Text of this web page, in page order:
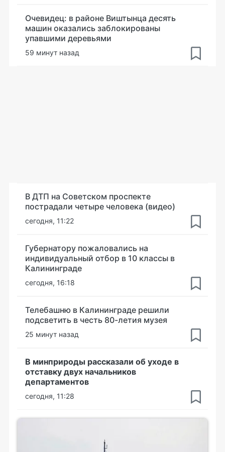
Очевидец: в районе Виштынца десять
машин оказались заблокированы
упавшими деревьями
59 минут назад
В ДТП на Советском проспекте
пострадали четыре человека (видео)
сегодня, 11:22
Губернатору пожаловались на
индивидуальный отбор в 10 классы в
Калининграде
сегодня, 16:18
Телебашню в Калининграде решили
подсветить в честь 80-летия музея
25 минут назад
В минприроды рассказали об уходе в
отставку двух начальников
департаментов
сегодня, 11:28